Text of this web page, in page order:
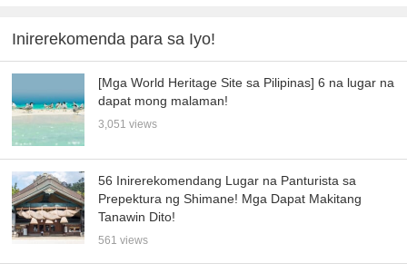
Inirerekomenda para sa Iyo!
[Mga World Heritage Site sa Pilipinas] 6 na lugar na
dapat mong malaman!
3,051 views
56 Inirerekomendang Lugar na Panturista sa
Prepektura ng Shimane! Mga Dapat Makitang
Tanawin Dito!
561 views